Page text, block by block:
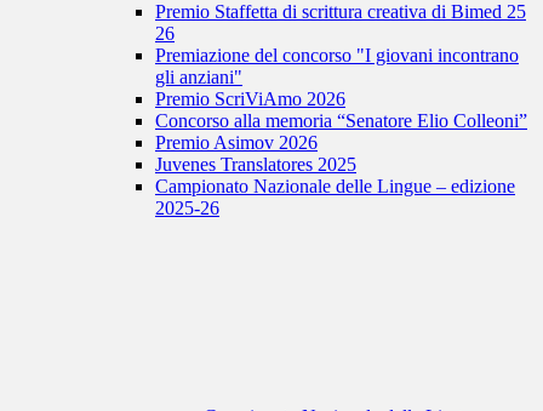
Premio Staffetta di scrittura creativa di Bimed 25
26
Premiazione del concorso "I giovani incontrano
gli anziani"
Premio ScriViAmo 2026
Concorso alla memoria “Senatore Elio Colleoni”
Premio Asimov 2026
Juvenes Translatores 2025
Campionato Nazionale delle Lingue – edizione
2025-26